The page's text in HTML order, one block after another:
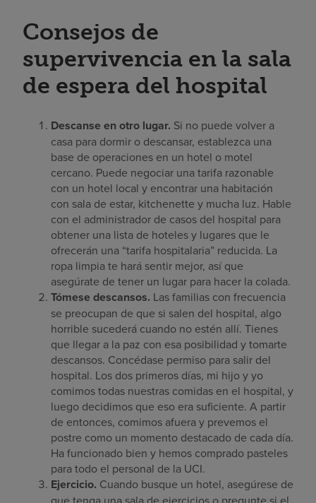
Consejos de
supervivencia en la sala
de espera del hospital
Descanse en otro lugar. Si no puede volver a
casa para dormir o descansar, establezca una
base de operaciones en un hotel o motel
cercano. Puede negociar una tarifa razonable
con un hotel local y encontrar una habitación
con sala de estar, kitchenette y mucha luz. Hable
con el administrador de casos del hospital para
obtener una lista de hoteles y lugares que le
ofrecerán una “tarifa hospitalaria” reducida. La
ropa limpia te hará sentir mejor, así que
asegúrate de tener un lugar para hacer la colada.
Tómese descansos. Las familias con frecuencia
se preocupan de que si salen del hospital, algo
horrible sucederá cuando no estén allí. Tienes
que llegar a la paz con esa posibilidad y tomarte
descansos. Concédase permiso para salir del
hospital. Los dos primeros días, mi hijo y yo
comimos todas nuestras comidas en el hospital, y
luego decidimos que eso era suficiente. A partir
de entonces, comimos afuera y prevemos el
postre como un momento destacado de cada día.
Ha funcionado bien y hemos comprado pasteles
para todo el personal de la UCI.
Ejercicio. Cuando busque un hotel, asegúrese de